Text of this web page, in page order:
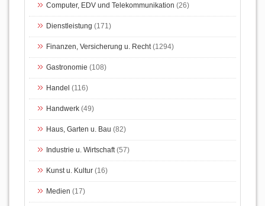
Computer, EDV und Telekommunikation (26)
Dienstleistung (171)
Finanzen, Versicherung u. Recht(1294)
Gastronomie (108)
Handel (116)
Handwerk (49)
Haus, Garten u. Bau (82)
Industrie u. Wirtschaft(57)
Kunst u. Kultur (16)
Medien (17)